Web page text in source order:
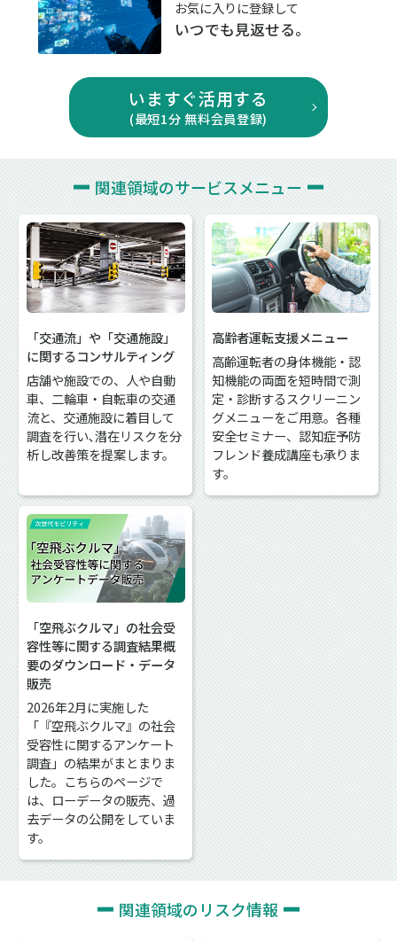
お気に入りに登録して
いつでも見返せる。
いますぐ活用する
(最短1分 無料会員登録)
関連領域のサービスメニュー
「交通流」や「交通施設」
に関するコンサルティング
店舗や施設での、人や自動
車、二輪車・自転車の交通
流と、交通施設に着目して
調査を行い､潜在リスクを分
析し改善策を提案します。
高齢者運転支援メニュー
高齢運転者の身体機能・認
知機能の両面を短時間で測
定・診断するスクリーニン
グメニューをご用意。各種
安全セミナー、認知症予防
フレンド養成講座も承りま
す。
「空飛ぶクルマ」の社会受
容性等に関する調査結果概
要のダウンロード・データ
販売
2026年2月に実施した
「『空飛ぶクルマ』の社会
受容性に関するアンケート
調査」の結果がまとまりま
した。こちらのページで
は、ローデータの販売、過
去データの公開をしていま
す。
関連領域のリスク情報